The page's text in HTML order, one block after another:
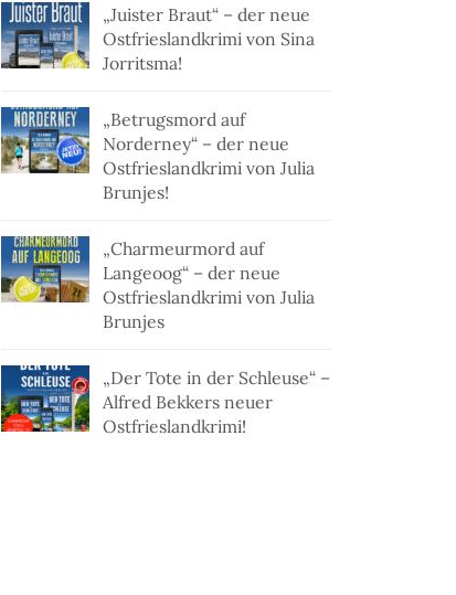
„Juister Braut“ – der neue
Ostfrieslandkrimi von Sina
Jorritsma!
„Betrugsmord auf
Norderney“ – der neue
Ostfrieslandkrimi von Julia
Brunjes!
„Charmeurmord auf
Langeoog“ – der neue
Ostfrieslandkrimi von Julia
Brunjes
„Der Tote in der Schleuse“ –
Alfred Bekkers neuer
Ostfrieslandkrimi!